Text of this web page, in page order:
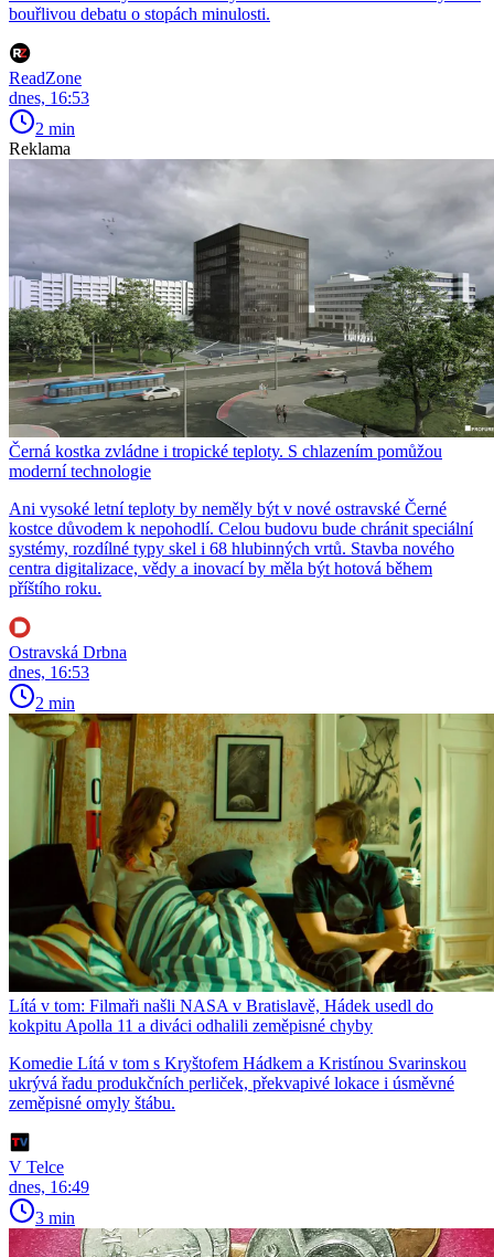
bouřlivou debatu o stopách minulosti.
ReadZone
dnes, 16:53
2 min
Reklama
Černá kostka zvládne i tropické teploty. S chlazením pomůžou
moderní technologie
Ani vysoké letní teploty by neměly být v nové ostravské Černé
kostce důvodem k nepohodlí. Celou budovu bude chránit speciální
systémy, rozdílné typy skel i 68 hlubinných vrtů. Stavba nového
centra digitalizace, vědy a inovací by měla být hotová během
příštího roku.
Ostravská Drbna
dnes, 16:53
2 min
Lítá v tom: Filmaři našli NASA v Bratislavě, Hádek usedl do
kokpitu Apolla 11 a diváci odhalili zeměpisné chyby
Komedie Lítá v tom s Kryštofem Hádkem a Kristínou Svarinskou
ukrývá řadu produkčních perliček, překvapivé lokace i úsměvné
zeměpisné omyly štábu.
V Telce
dnes, 16:49
3 min